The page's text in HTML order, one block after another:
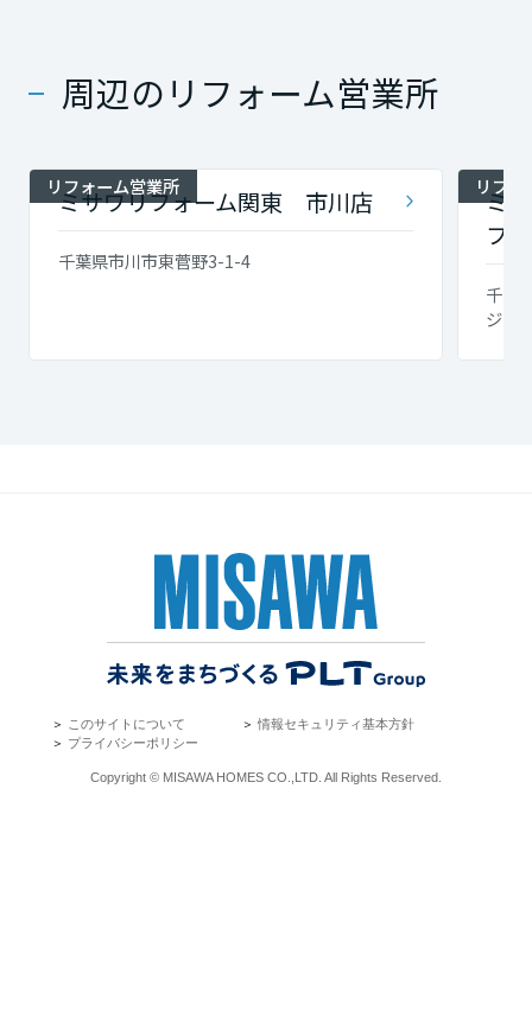
周辺のリフォーム営業所
リフォーム営業所
ミサワリフォーム関東 市川店
千葉県市川市東菅野3-1-4
リフ
ミ
フ
千葉
ジン
＞ このサイトについて ＞情報セキュリティ基本方針
＞ プライバシーポリシー
Copyright © MISAWA HOMES CO.,LTD. All Rights Reserved.